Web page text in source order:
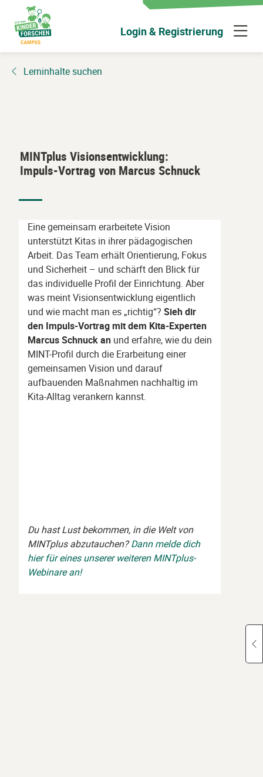
Hauptinhalt
wechseln
Login & Registrierung
Lerninhalte suchen
MINTplus Visionsentwicklung:
Impuls-Vortrag von Marcus Schnuck
Eine gemeinsam erarbeitete Vision
unterstützt Kitas in ihrer pädagogischen
Arbeit. Das Team erhält Orientierung, Fokus
und Sicherheit – und schärft den Blick für
das individuelle Profil der Einrichtung. Aber
was meint Visionsentwicklung eigentlich
und wie macht man es „richtig“? Sieh dir
den Impuls-Vortrag mit dem Kita-Experten
Marcus Schnuck an und erfahre, wie du dein
MINT-Profil durch die Erarbeitung einer
gemeinsamen Vision und darauf
aufbauenden Maßnahmen nachhaltig im
Kita-Alltag verankern kannst.
Du hast Lust bekommen, in die Welt von
MINTplus abzutauchen?Dann melde dich
hier für eines unserer weiteren MINTplus-
Webinare an!